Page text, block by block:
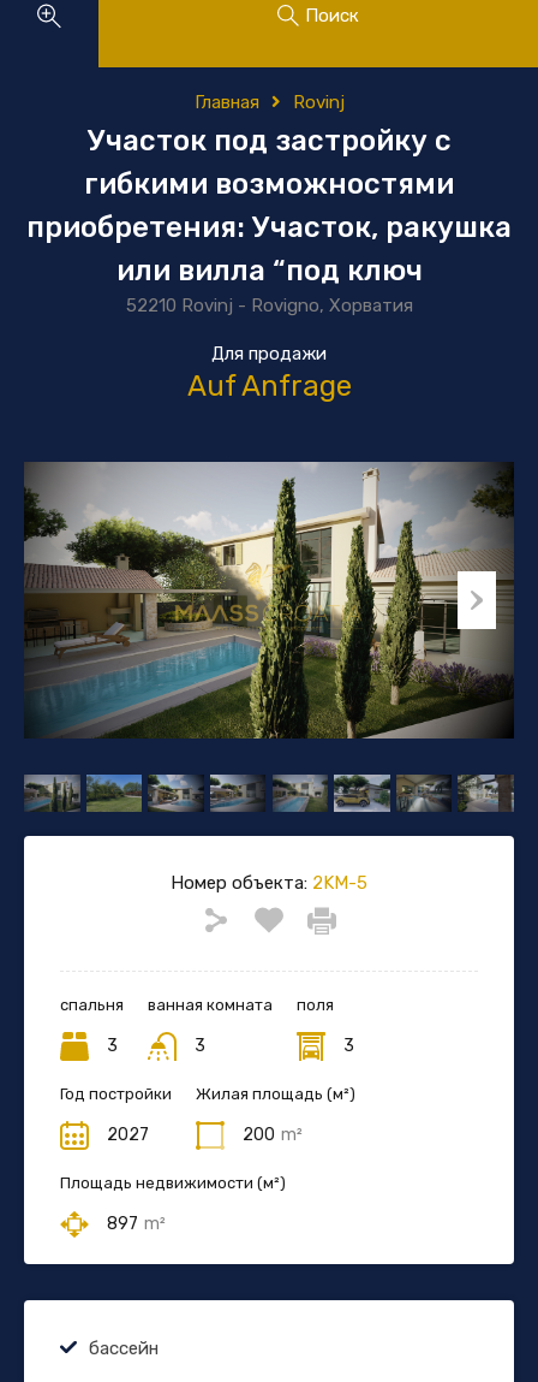
Поиск
Главная Rovinj
Участок под застройку с
гибкими возможностями
приобретения: Участок, ракушка
или вилла “под ключ
52210 Rovinj - Rovigno, Хорватия
Для продажи
Auf Anfrage
Номер объекта: 2KM-5
спальня
3
ванная комната
3
поля
3
Год постройки
2027
Жилая площадь (м²)
200 m²
Площадь недвижимости (м²)
897 m²
бассейн